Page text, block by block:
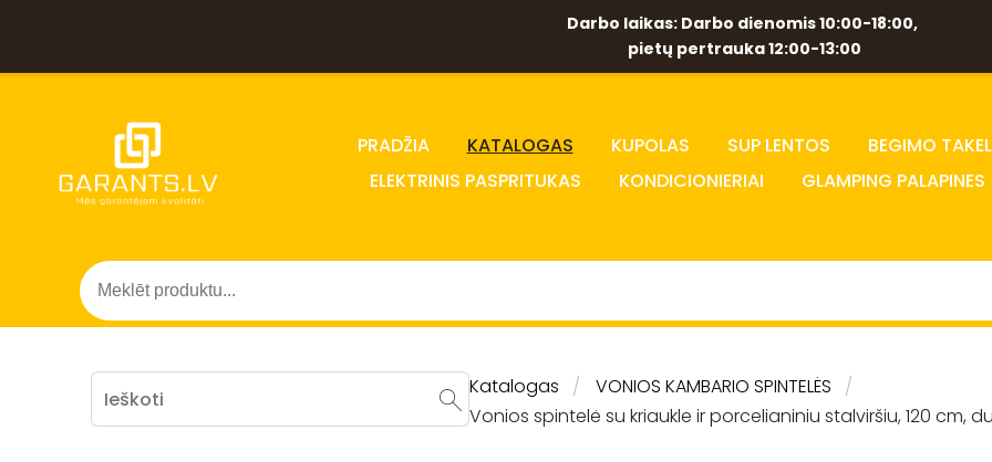
Darbo laikas: Darbo dienomis 10:00-18:00,
pietų pertrauka 12:00-13:00
PRADŽIA KATALOGAS KUPOLAS SUP LENTOS
BEGIMO
ELEKTRINIS PASPRITUKAS
KONDICIONIERIAI GLAMPING PALAPINES
Katalogas
VONIOS KAMBARIO SPINTELĖS
Vonios spintelė su kriaukle ir porcelianiniu stalviršiu, 120 cm,